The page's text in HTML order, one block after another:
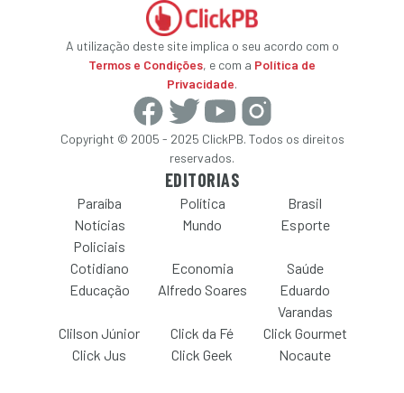
A utilização deste site implica o seu acordo com o
Termos e Condições, e com a Política de
Privacidade.
Copyright © 2005 - 2025 ClickPB. Todos os direitos
reservados.
EDITORIAS
Paraíba Política
Brasil
Notícias
Policiais
Mundo Esporte
Cotidiano Economia
Saúde
Educação
Alfredo Soares
Eduardo
Varandas
Clilson Júnior
Click da Fé
Click Gourmet
Click Jus
Click Geek Nocaute